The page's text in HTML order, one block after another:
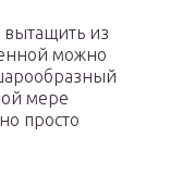
вытащить из
можно
мере
просто